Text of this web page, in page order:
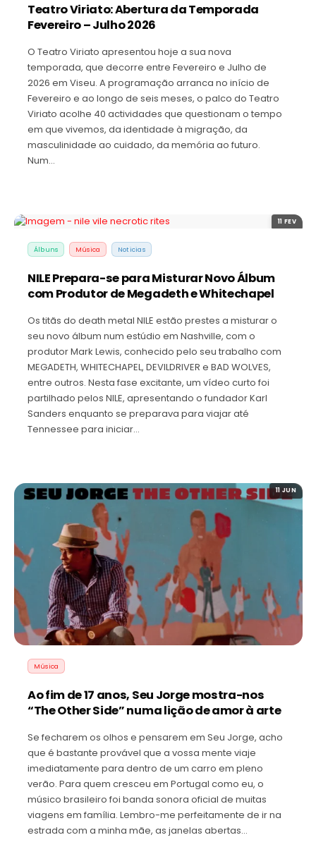
Teatro Viriato: Abertura da Temporada
Fevereiro – Julho 2026
O Teatro Viriato apresentou hoje a sua nova
temporada, que decorre entre Fevereiro e Julho de
2026 em Viseu. A programação arranca no início de
Fevereiro e ao longo de seis meses, o palco do Teatro
Viriato acolhe 40 actividades que questionam o tempo
em que vivemos, da identidade à migração, da
masculinidade ao cuidado, da memória ao futuro.
Num…
11 FEV
Álbuns Música Noticias
NILE Prepara-se para Misturar Novo Álbum
com Produtor de Megadeth e Whitechapel
Os titãs do death metal NILE estão prestes a misturar o
seu novo álbum num estúdio em Nashville, com o
produtor Mark Lewis, conhecido pelo seu trabalho com
MEGADETH, WHITECHAPEL, DEVILDRIVER e BAD WOLVES,
entre outros. Nesta fase excitante, um vídeo curto foi
partilhado pelos NILE, apresentando o fundador Karl
Sanders enquanto se preparava para viajar até
Tennessee para iniciar…
11 JUN
Música
Ao fim de 17 anos, Seu Jorge mostra-nos
“The Other Side” numa lição de amor à arte
Se fecharem os olhos e pensarem em Seu Jorge, acho
que é bastante provável que a vossa mente viaje
imediatamente para dentro de um carro em pleno
verão. Para quem cresceu em Portugal como eu, o
músico brasileiro foi banda sonora oficial de muitas
viagens em família. Lembro-me perfeitamente de ir na
estrada com a minha mãe, as janelas abertas…